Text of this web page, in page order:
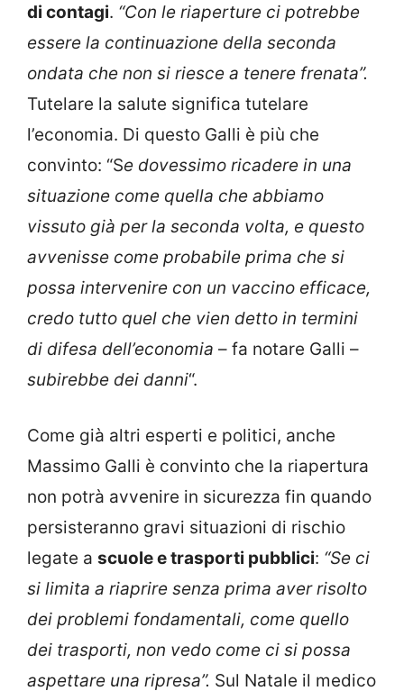
di contagi. “Con le riaperture ci potrebbe
essere la continuazione della seconda
ondata che non si riesce a tenere frenata”.
Tutelare la salute significa tutelare
l’economia. Di questo Galli è più che
convinto: “Se dovessimo ricadere in una
situazione come quella che abbiamo
vissuto già per la seconda volta, e questo
avvenisse come probabile prima che si
possa intervenire con un vaccino efficace,
credo tutto quel che vien detto in termini
di difesa dell’economia – fa notare Galli –
subirebbe dei danni“.
Come già altri esperti e politici, anche
Massimo Galli è convinto che la riapertura
non potrà avvenire in sicurezza fin quando
persisteranno gravi situazioni di rischio
legate a scuole e trasporti pubblici: “Se ci
si limita a riaprire senza prima aver risolto
dei problemi fondamentali, come quello
dei trasporti, non vedo come ci si possa
aspettare una ripresa”. Sul Natale il medico